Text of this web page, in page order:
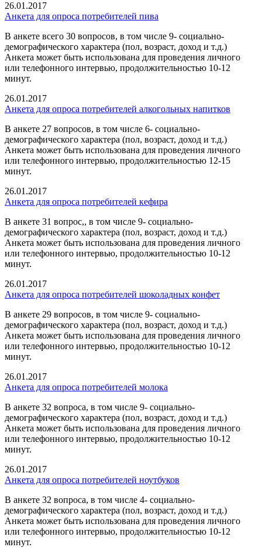
26.01.2017
Анкета для опроса потребителей пива
В анкете всего 30 вопросов, в том числе 9- социально-
демографического характера (пол, возраст, доход и т.д.)
Анкета может быть использована для проведения личного
или телефонного интервью, продолжительностью 10-12
минут.
26.01.2017
Анкета для опроса потребителей алкогольных напитков
В анкете 27 вопросов, в том числе 6- социально-
демографического характера (пол, возраст, доход и т.д.)
Анкета может быть использована для проведения личного
или телефонного интервью, продолжительностью 12-15
минут.
26.01.2017
Анкета для опроса потребителей кефира
В анкете 31 вопрос,, в том числе 9- социально-
демографического характера (пол, возраст, доход и т.д.)
Анкета может быть использована для проведения личного
или телефонного интервью, продолжительностью 10-12
минут.
26.01.2017
Анкета для опроса потребителей шоколадных конфет
В анкете 29 вопросов, в том числе 9- социально-
демографического характера (пол, возраст, доход и т.д.)
Анкета может быть использована для проведения личного
или телефонного интервью, продолжительностью 10-12
минут.
26.01.2017
Анкета для опроса потребителей молока
В анкете 32 вопроса, в том числе 9- социально-
демографического характера (пол, возраст, доход и т.д.)
Анкета может быть использована для проведения личного
или телефонного интервью, продолжительностью 10-12
минут.
26.01.2017
Анкета для опроса потребителей ноутбуков
В анкете 32 вопроса, в том числе 4- социально-
демографического характера (пол, возраст, доход и т.д.)
Анкета может быть использована для проведения личного
или телефонного интервью, продолжительностью 10-12
минут.